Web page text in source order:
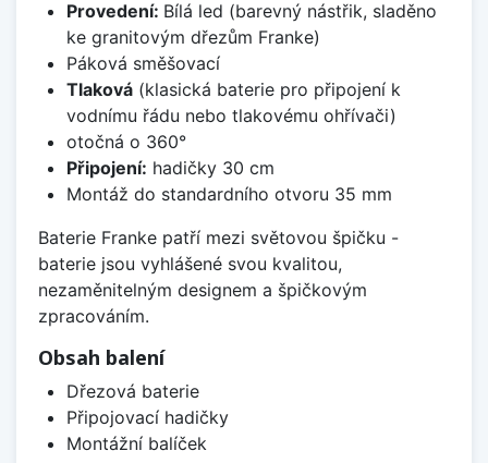
Provedení: Bílá led (barevný nástřik, sladěno
ke granitovým dřezům Franke)
Páková směšovací
Tlaková(klasická baterie pro připojení k
vodnímu řádu nebo tlakovému ohřívači)
otočná o 360°
Připojení: hadičky 30 cm
Montáž do standardního otvoru 35 mm
Baterie Franke patří mezi světovou špičku -
baterie jsou vyhlášené svou kvalitou,
nezaměnitelným designem a špičkovým
zpracováním.
Obsah balení
Dřezová baterie
Připojovací hadičky
Montážní balíček